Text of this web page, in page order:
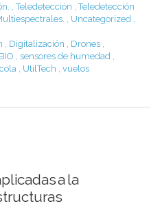
, Teledetección , Teledetección
, Uncategorized ,
, Digitalización , Drones ,
, sensores de humedad ,
, UtilTech , vuelos
a la